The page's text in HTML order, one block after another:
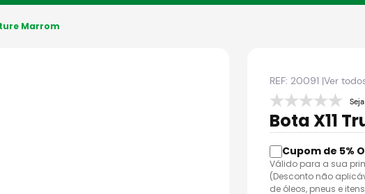
Marrom
REF: 20091 |Ver
Bota X11
Válido para a sua
(Desconto não
de óleos, pneus e